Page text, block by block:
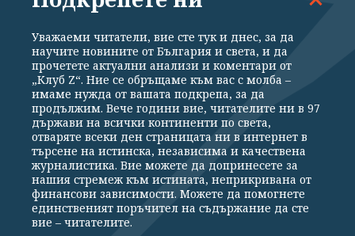
Общи условия
Политика за поверителност
Реклама
Партньори Контакти
За Клуб Z
Екип
Подкрепете ни
Издател на www.clubz.bg е „Клуб Зебра Медия“ ЕООД, София, ул. "Алеко
Константинов" 3. Всички права запазени 2026 „Клуб Зебра Медия“
Уважаеми читатели, вие сте тук и днес, за да
научите новините от България и света, и да
прочетете актуални анализи и коментари от
„Клуб Z“. Ние се обръщаме към вас с молба –
имаме нужда от вашата подкрепа, за да
продължим. Вече години вие, читателите ни в 97
държави на всички континенти по света,
отваряте всеки ден страницата ни в интернет в
търсене на истинска, независима и качествена
журналистика. Вие можете да допринесете за
нашия стремеж към истината, неприкривана от
финансови зависимости. Можете да помогнете
единственият поръчител на съдържание да сте
вие – читателите.